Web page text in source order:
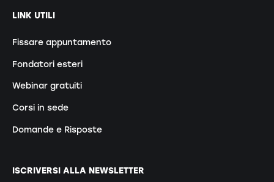
LINK UTILI
Fissare appuntamento
Fondatori esteri
Webinar gratuiti
Corsi in sede
Domande e Risposte
ISCRIVERSI ALLA NEWSLETTER